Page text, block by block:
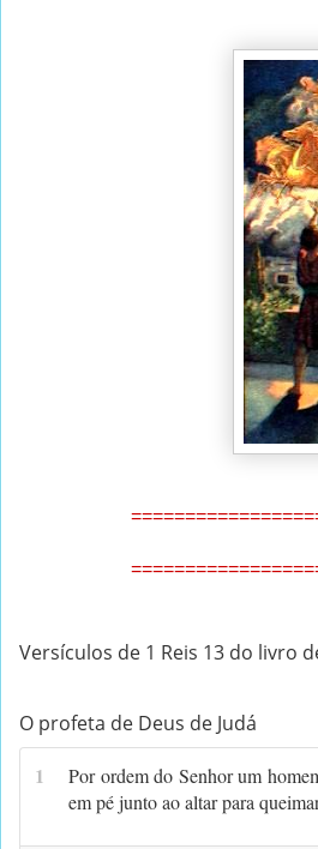
Versículos de 1 Reis 13 do livro
O profeta de Deus de Judá
1
Por ordem do Senhor um
em pé junto ao altar para